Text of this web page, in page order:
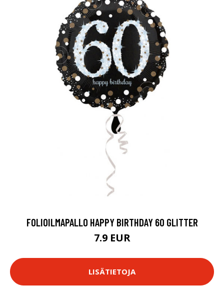
FOLIOILMAPALLO HAPPY BIRTHDAY 60 GLITTER
7.9 EUR
LISÄTIETOJA